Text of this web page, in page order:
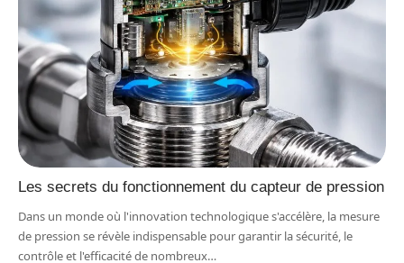
Les secrets du fonctionnement du capteur de pression
Dans un monde où l'innovation technologique s'accélère, la mesure
de pression se révèle indispensable pour garantir la sécurité, le
contrôle et l'efficacité de nombreux…